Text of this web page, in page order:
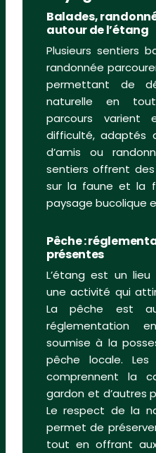
Balades,
autour de l’étang
Plusieurs sentiers
randonnée
permettant de
naturelle en
parcours varient
difficulté, adaptés
d’amis ou
sentiers offrent des
sur la faune et la
paysage bucolique
Pêche :
présentes
L’étang est un
une activité qui
La pêche est
réglementation
soumise à la
pêche locale. Les
comprennent la
gardon et d’autres
Le respect de la
permet de
tout en offrant